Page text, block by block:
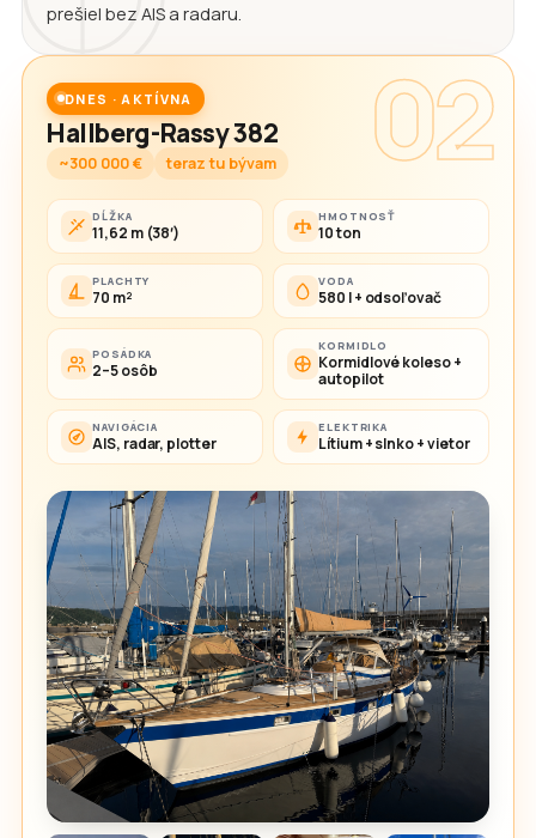
prešiel bez AIS a radaru.
02
DNES · AKTÍVNA
Hallberg-Rassy 382
~300 000 € teraz tu bývam
DĹŽKA
11,62 m (38′)
HMOTNOSŤ
10 ton
PLACHTY
70 m²
VODA
580 l + odsoľovač
POSÁDKA
2–5 osôb
KORMIDLO
Kormidlové koleso +
autopilot
NAVIGÁCIA
AIS, radar, plotter
ELEKTRIKA
Lítium + slnko + vietor